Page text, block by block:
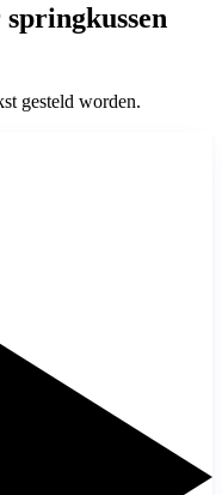
gesteld worden.